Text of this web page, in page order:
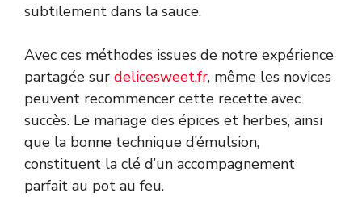
subtilement dans la sauce.
Avec ces méthodes issues de notre expérience
partagée sur delicesweet.fr, même les novices
peuvent recommencer cette recette avec
succès. Le mariage des épices et herbes, ainsi
que la bonne technique d’émulsion,
constituent la clé d’un accompagnement
parfait au pot au feu.